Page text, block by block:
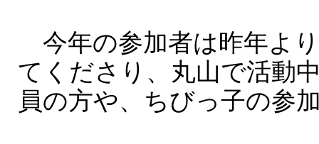
今年の参加者は昨年よ
てくださり、丸山で活動
員の方や、ちびっ子の参